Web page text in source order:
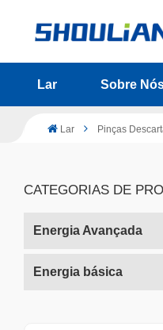
Lar Sobre
Lar Pinças
CATEGORIAS DE
Energia Avançada
Energia básica